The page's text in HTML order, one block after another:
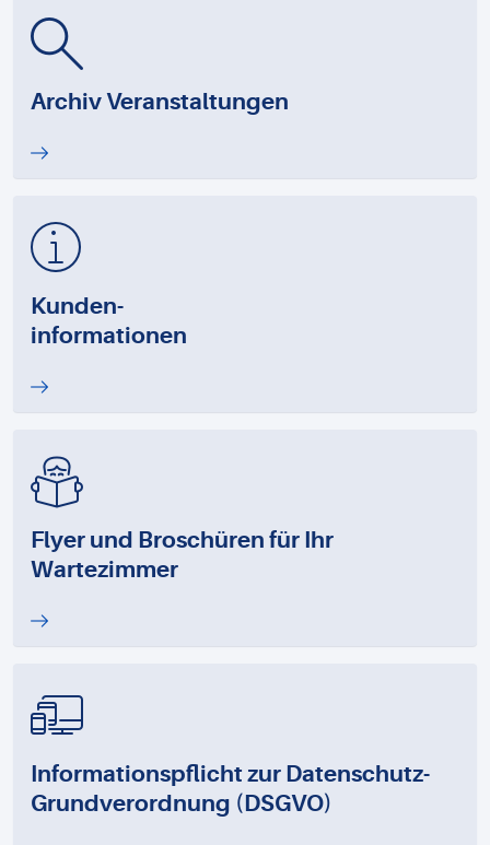
Archiv Veranstaltungen
Kunden-
informationen
Flyer und Broschüren für Ihr
Wartezimmer
Informationspflicht zur Datenschutz-
Grundverordnung (DSGVO)